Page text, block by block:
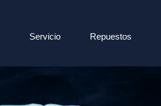
Servicio Repuestos